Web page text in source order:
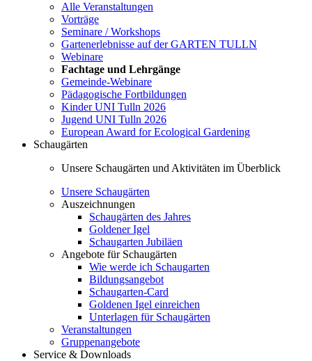
Alle Veranstaltungen
Vorträge
Seminare / Workshops
Gartenerlebnisse auf der GARTEN TULLN
Webinare
Fachtage und Lehrgänge
Gemeinde-Webinare
Pädagogische Fortbildungen
Kinder UNI Tulln 2026
Jugend UNI Tulln 2026
European Award for Ecological Gardening
Schaugärten
Unsere Schaugärten und Aktivitäten im Überblick
Unsere Schaugärten
Auszeichnungen
Schaugärten des Jahres
Goldener Igel
Schaugarten Jubiläen
Angebote für Schaugärten
Wie werde ich Schaugarten
Bildungsangebot
Schaugarten-Card
Goldenen Igel einreichen
Unterlagen für Schaugärten
Veranstaltungen
Gruppenangebote
Service & Downloads